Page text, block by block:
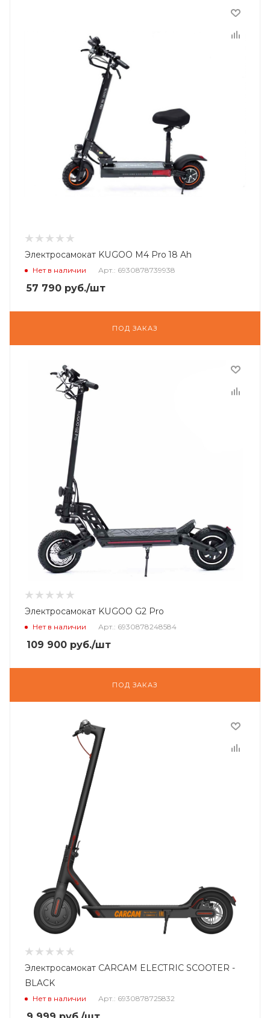
Электросамокат KUGOO M4 Pro 18 Ah
Нет в наличии Арт.: 6930878739938
57 790 руб./шт
ПОД ЗАКАЗ
Электросамокат KUGOO G2 Pro
Нет в наличии Арт.: 6930878248584
109 900 руб./шт
ПОД ЗАКАЗ
Электросамокат CARCAM ELECTRIC SCOOTER -
BLACK
Нет в наличии Арт.: 6930878725832